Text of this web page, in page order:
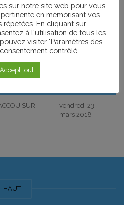
SUR
vendredi 23
mars 2018
HAUT
sur notre site web pour vous
en mémorisant vos
répétées. En cliquant sur
à l'utilisation de tous les
visiter "Paramètres des
contrôlé.
Accept tout